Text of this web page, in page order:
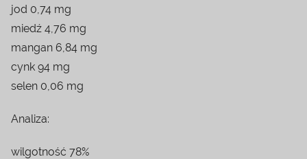
jod 0,74 mg
miedź 4,76 mg
mangan 6,84 mg
cynk 94 mg
selen 0,06 mg
Analiza:
wilgotność 78%